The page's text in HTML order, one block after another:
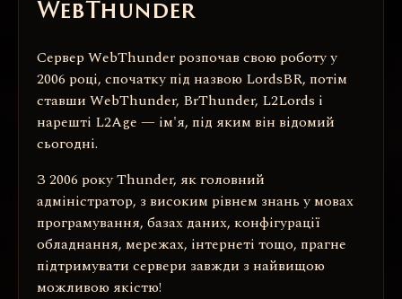
WebThunder
Сервер WebThunder розпочав свою роботу у
2006 році, спочатку під назвою LordsBR, потім
ставши WebThunder, BrThunder, L2Lords і
нарешті L2Age — ім'я, під яким він відомий
сьогодні.
З 2006 року Thunder, як головний
адміністратор, з високим рівнем знань у мовах
програмування, базах даних, конфігурації
обладнання, мережах, інтернеті тощо, прагне
підтримувати сервери завжди з найвищою
можливою якістю!